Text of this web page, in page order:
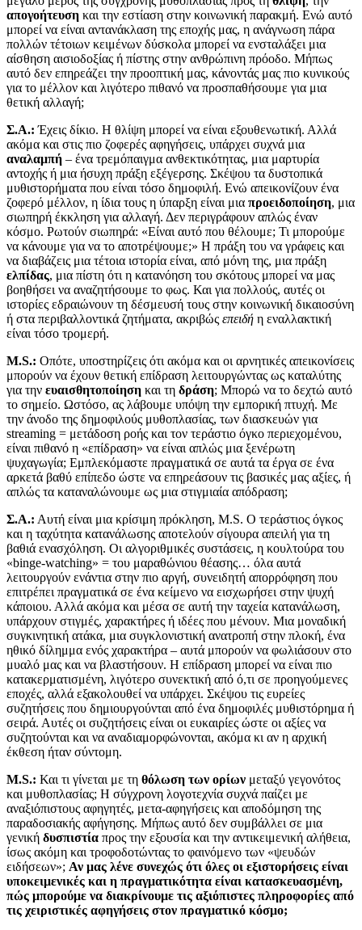
απογοήτευση και την εστίαση στην κοινωνική παρακμή. Ενώ αυτό
μπορεί να είναι αντανάκλαση της εποχής μας, η ανάγνωση πάρα
πολλών τέτοιων κειμένων δύσκολα μπορεί να ενσταλάξει μια
αίσθηση αισιοδοξίας ή πίστης στην ανθρώπινη πρόοδο. Μήπως
αυτό δεν επηρεάζει την προοπτική μας, κάνοντάς μας πιο κυνικούς
για το μέλλον και λιγότερο πιθανό να προσπαθήσουμε για μια
θετική αλλαγή;
Σ.Α.: Έχεις δίκιο. Η θλίψη μπορεί να είναι εξουθενωτική. Αλλά
ακόμα και στις πιο ζοφερές αφηγήσεις, υπάρχει συχνά μια
αναλαμπή – ένα τρεμόπαιγμα ανθεκτικότητας, μια μαρτυρία
αντοχής ή μια ήσυχη πράξη εξέγερσης. Σκέψου τα δυστοπικά
μυθιστορήματα που είναι τόσο δημοφιλή. Ενώ απεικονίζουν ένα
ζοφερό μέλλον, η ίδια τους η ύπαρξη είναι μια προειδοποίηση, μια
σιωπηρή έκκληση για αλλαγή. Δεν περιγράφουν απλώς έναν
κόσμο. Ρωτούν σιωπηρά: «Είναι αυτό που θέλουμε; Τι μπορούμε
να κάνουμε για να το αποτρέψουμε;» Η πράξη του να γράφεις και
να διαβάζεις μια τέτοια ιστορία είναι, από μόνη της, μια πράξη
ελπίδας, μια πίστη ότι η κατανόηση του σκότους μπορεί να μας
βοηθήσει να αναζητήσουμε το φως. Και για πολλούς, αυτές οι
ιστορίες εδραιώνουν τη δέσμευσή τους στην κοινωνική δικαιοσύνη
ή στα περιβαλλοντικά ζητήματα, ακριβώς επειδή η εναλλακτική
είναι τόσο τρομερή.
M.S.: Οπότε, υποστηρίζεις ότι ακόμα και οι αρνητικές απεικονίσεις
μπορούν να έχουν θετική επίδραση λειτουργώντας ως καταλύτης
για την ευαισθητοποίηση και τη δράση; Μπορώ να το δεχτώ αυτό
το σημείο. Ωστόσο, ας λάβουμε υπόψη την εμπορική πτυχή. Με
την άνοδο της δημοφιλούς μυθοπλασίας, των διασκευών για
streaming = μετάδοση ροής και τον τεράστιο όγκο περιεχομένου,
είναι πιθανό η «επίδραση» να είναι απλώς μια ξενέρωτη
ψυχαγωγία; Εμπλεκόμαστε πραγματικά σε αυτά τα έργα σε ένα
αρκετά βαθύ επίπεδο ώστε να επηρεάσουν τις βασικές μας αξίες, ή
απλώς τα καταναλώνουμε ως μια στιγμιαία απόδραση;
Σ.Α.: Αυτή είναι μια κρίσιμη πρόκληση, M.S. Ο τεράστιος όγκος
και η ταχύτητα κατανάλωσης αποτελούν σίγουρα απειλή για τη
βαθιά ενασχόληση. Οι αλγοριθμικές συστάσεις, η κουλτούρα του
«binge-watching» = του μαραθώνιου θέασης… όλα αυτά
λειτουργούν ενάντια στην πιο αργή, συνειδητή απορρόφηση που
επιτρέπει πραγματικά σε ένα κείμενο να εισχωρήσει στην ψυχή
κάποιου. Αλλά ακόμα και μέσα σε αυτή την ταχεία κατανάλωση,
υπάρχουν στιγμές, χαρακτήρες ή ιδέες που μένουν. Μια μοναδική
συγκινητική ατάκα, μια συγκλονιστική ανατροπή στην πλοκή, ένα
ηθικό δίλημμα ενός χαρακτήρα – αυτά μπορούν να φωλιάσουν στο
μυαλό μας και να βλαστήσουν. Η επίδραση μπορεί να είναι πιο
κατακερματισμένη, λιγότερο συνεκτική από ό,τι σε προηγούμενες
εποχές, αλλά εξακολουθεί να υπάρχει. Σκέψου τις ευρείες
συζητήσεις που δημιουργούνται από ένα δημοφιλές μυθιστόρημα ή
σειρά. Αυτές οι συζητήσεις είναι οι ευκαιρίες ώστε οι αξίες να
συζητούνται και να αναδιαμορφώνονται, ακόμα κι αν η αρχική
έκθεση ήταν σύντομη.
M.S.: Και τι γίνεται με τη θόλωση των ορίων μεταξύ γεγονότος
και μυθοπλασίας; Η σύγχρονη λογοτεχνία συχνά παίζει με
αναξιόπιστους αφηγητές, μετα-αφηγήσεις και αποδόμηση της
παραδοσιακής αφήγησης. Μήπως αυτό δεν συμβάλλει σε μια
γενική δυσπιστία προς την εξουσία και την αντικειμενική αλήθεια,
ίσως ακόμη και τροφοδοτώντας το φαινόμενο των «ψευδών
ειδήσεων»; Αν μας λένε συνεχώς ότι όλες οι εξιστορήσεις είναι
υποκειμενικές και η πραγματικότητα είναι κατασκευασμένη,
πώς μπορούμε να διακρίνουμε τις αξιόπιστες πληροφορίες από
τις χειριστικές αφηγήσεις στον πραγματικό κόσμο;